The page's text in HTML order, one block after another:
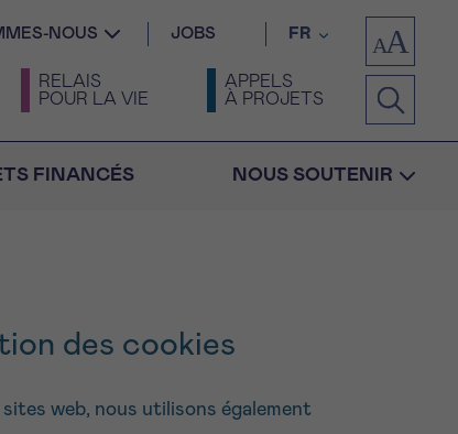
NOUS JOBS FR
RELAIS
POUR LA VIE
APPELS
À PROJETS
FINANCÉS NOUS SOUTENIR
des cookies
web, nous utilisons également